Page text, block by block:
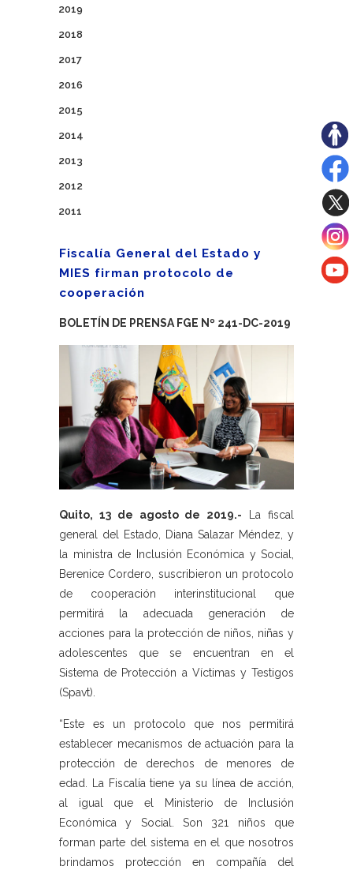
2019
2018
2017
2016
2015
2014
2013
2012
2011
Fiscalía General del Estado y
MIES firman protocolo de
cooperación
BOLETÍN DE PRENSA FGE Nº 241-DC-2019
Quito, 13 de agosto de 2019.- La fiscal
general del Estado, Diana Salazar Méndez, y
la ministra de Inclusión Económica y Social,
Berenice Cordero, suscribieron un protocolo
de cooperación interinstitucional que
permitirá la adecuada generación de
acciones para la protección de niños, niñas y
adolescentes que se encuentran en el
Sistema de Protección a Víctimas y Testigos
(Spavt).
“Este es un protocolo que nos permitirá
establecer mecanismos de actuación para la
protección de derechos de menores de
edad. La Fiscalía tiene ya su línea de acción,
al igual que el Ministerio de Inclusión
Económica y Social. Son 321 niños que
forman parte del sistema en el que nosotros
brindamos protección en compañía del